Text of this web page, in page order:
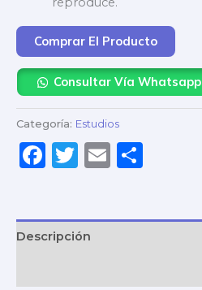
Comprar El Producto
Consultar Vía Whatsapp
Categoría: Estudios
Facebook
Twitter
Email
Descripción